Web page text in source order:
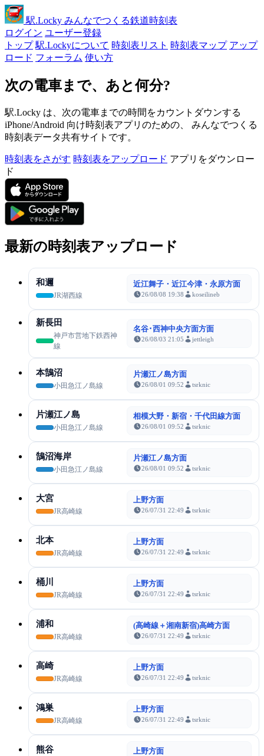
駅.Locky みんなでつくる鉄道時刻表
ログイン ユーザー登録
トップ 駅.Lockyについて 時刻表リスト 時刻表マップ アップ
ロード フォーラム 使い方
次の電車まで、あと何分?
駅.Locky は、次の電車までの時間をカウントダウンする
iPhone/Android 向け時刻表アプリのための、 みんなでつくる
時刻表データ共有サイトです。
時刻表をさがす 時刻表をアップロード アプリをダウンロー
ド
最新の時刻表アップロード
和邇
JR湖西線
近江舞子・近江今津・永原方面
26/08/08 19:38 koseilineb
新長田
神戸市営地下鉄西神
線
名谷･西神中央方面方面
26/08/03 21:05 jettleigh
本鵠沼
小田急江ノ島線
片瀬江ノ島方面
26/08/01 09:52 tsrknic
片瀬江ノ島
小田急江ノ島線
相模大野・新宿・千代田線方面
26/08/01 09:52 tsrknic
鵠沼海岸
小田急江ノ島線
片瀬江ノ島方面
26/08/01 09:52 tsrknic
大宮
JR高崎線
上野方面
26/07/31 22:49 tsrknic
北本
JR高崎線
上野方面
26/07/31 22:49 tsrknic
桶川
JR高崎線
上野方面
26/07/31 22:49 tsrknic
浦和
JR高崎線
(高崎線＋湘南新宿)高崎方面
26/07/31 22:49 tsrknic
高崎
JR高崎線
上野方面
26/07/31 22:49 tsrknic
鴻巣
JR高崎線
上野方面
26/07/31 22:49 tsrknic
熊谷 上野方面